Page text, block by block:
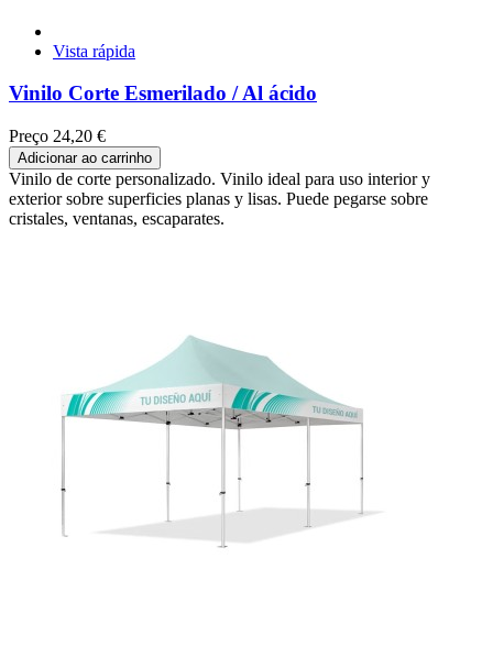
Vista rápida
Vinilo Corte Esmerilado / Al ácido
Preço 24,20 €
Adicionar ao carrinho
Vinilo de corte personalizado. Vinilo ideal para uso interior y
exterior sobre superficies planas y lisas. Puede pegarse sobre
cristales, ventanas, escaparates.